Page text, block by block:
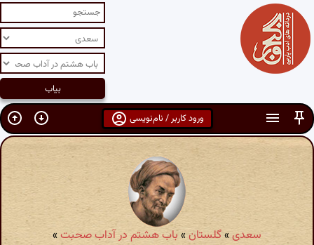
ورود کاربر / نام‌نویسی
سعدی»گلستان»باب هشتم در آداب صحبت»